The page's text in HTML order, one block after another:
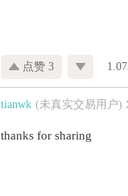
点赞 3
tianwk (未真实交易用户)
thanks for sharing